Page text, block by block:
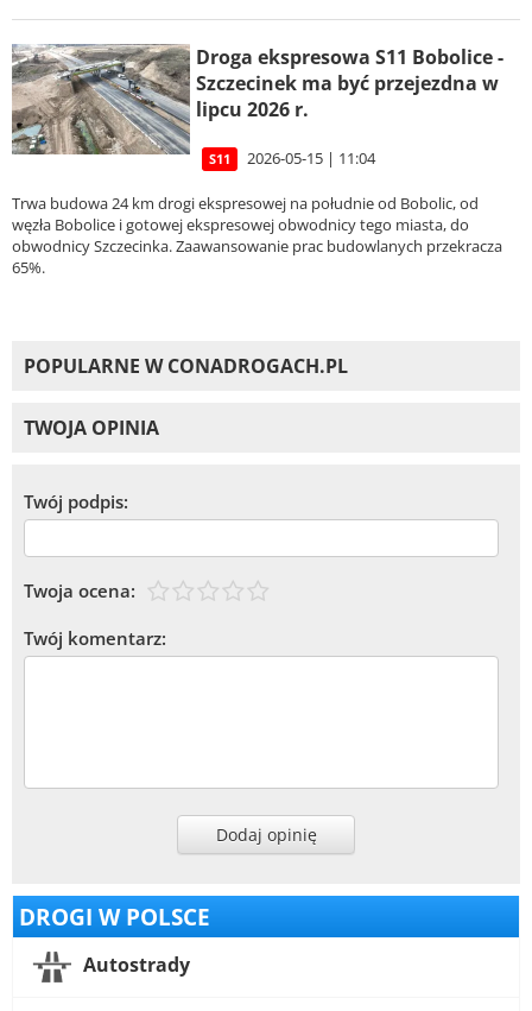
Droga ekspresowa S11 Bobolice -
Szczecinek ma być przejezdna w
lipcu 2026 r.
S11 2026-05-15 | 11:04
Trwa budowa 24 km drogi ekspresowej na południe od Bobolic, od
węzła Bobolice i gotowej ekspresowej obwodnicy tego miasta, do
obwodnicy Szczecinka. Zaawansowanie prac budowlanych przekracza
65%.
POPULARNE W CONADROGACH.PL
TWOJA OPINIA
Twój podpis:
Twoja ocena:
Twój komentarz:
Dodaj opinię
DROGI W POLSCE
Autostrady